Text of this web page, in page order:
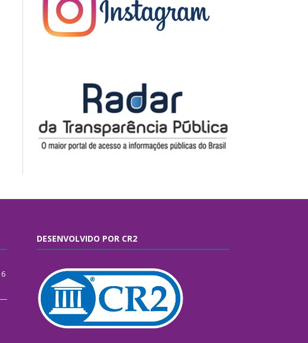
6
DESENVOLVIDO POR CR2